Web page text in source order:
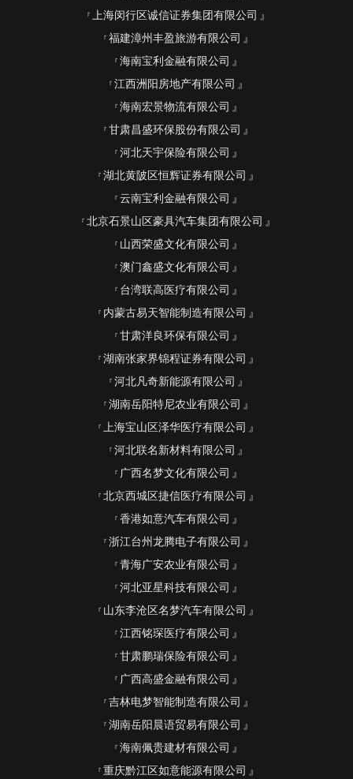
上海闵行区诚信证券集团有限公司
福建漳州丰盈旅游有限公司
海南宝利金融有限公司
江西洲阳房地产有限公司
海南宏景物流有限公司
甘肃昌盛环保股份有限公司
河北天宇保险有限公司
湖北黄陂区恒辉证券有限公司
云南宝利金融有限公司
北京石景山区豪具汽车集团有限公司
山西荣盛文化有限公司
澳门鑫盛文化有限公司
台湾联高医疗有限公司
内蒙古易天智能制造有限公司
甘肃洋良环保有限公司
湖南张家界锦程证券有限公司
河北凡奇新能源有限公司
湖南岳阳特尼农业有限公司
上海宝山区泽华医疗有限公司
河北联名新材料有限公司
广西名梦文化有限公司
北京西城区捷信医疗有限公司
香港如意汽车有限公司
浙江台州龙腾电子有限公司
青海广安农业有限公司
河北亚星科技有限公司
山东李沧区名梦汽车有限公司
江西铭琛医疗有限公司
甘肃鹏瑞保险有限公司
广西高盛金融有限公司
吉林电梦智能制造有限公司
湖南岳阳晨语贸易有限公司
海南佩贵建材有限公司
重庆黔江区如意能源有限公司